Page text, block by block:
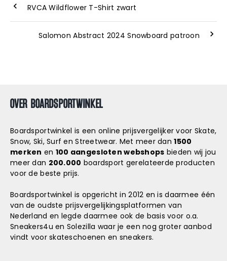
RVCA Wildflower T-Shirt zwart
Salomon Abstract 2024 Snowboard patroon
OVER BOARDSPORTWINKEL
Boardsportwinkel is een online prijsvergelijker voor Skate,
Snow, Ski, Surf en Streetwear. Met meer dan1500
merken en 100 aangesloten webshops bieden wij jou
meer dan 200.000 boardsport gerelateerde producten
voor de beste prijs.
Boardsportwinkel is opgericht in 2012 en is daarmee één
van de oudste prijsvergelijkingsplatformen van
Nederland en legde daarmee ook de basis voor o.a.
Sneakers4u en Solezilla waar je een nog groter aanbod
vindt voor skateschoenen en sneakers.